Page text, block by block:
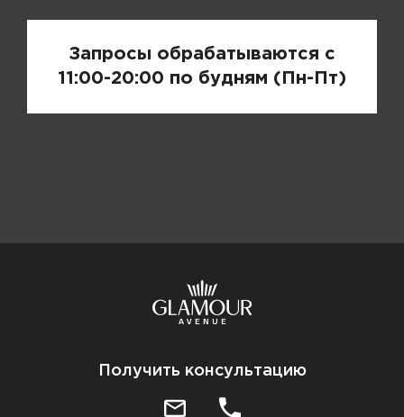
Запросы обрабатываются с
11:00-20:00 по будням (Пн-Пт)
Получить консультацию